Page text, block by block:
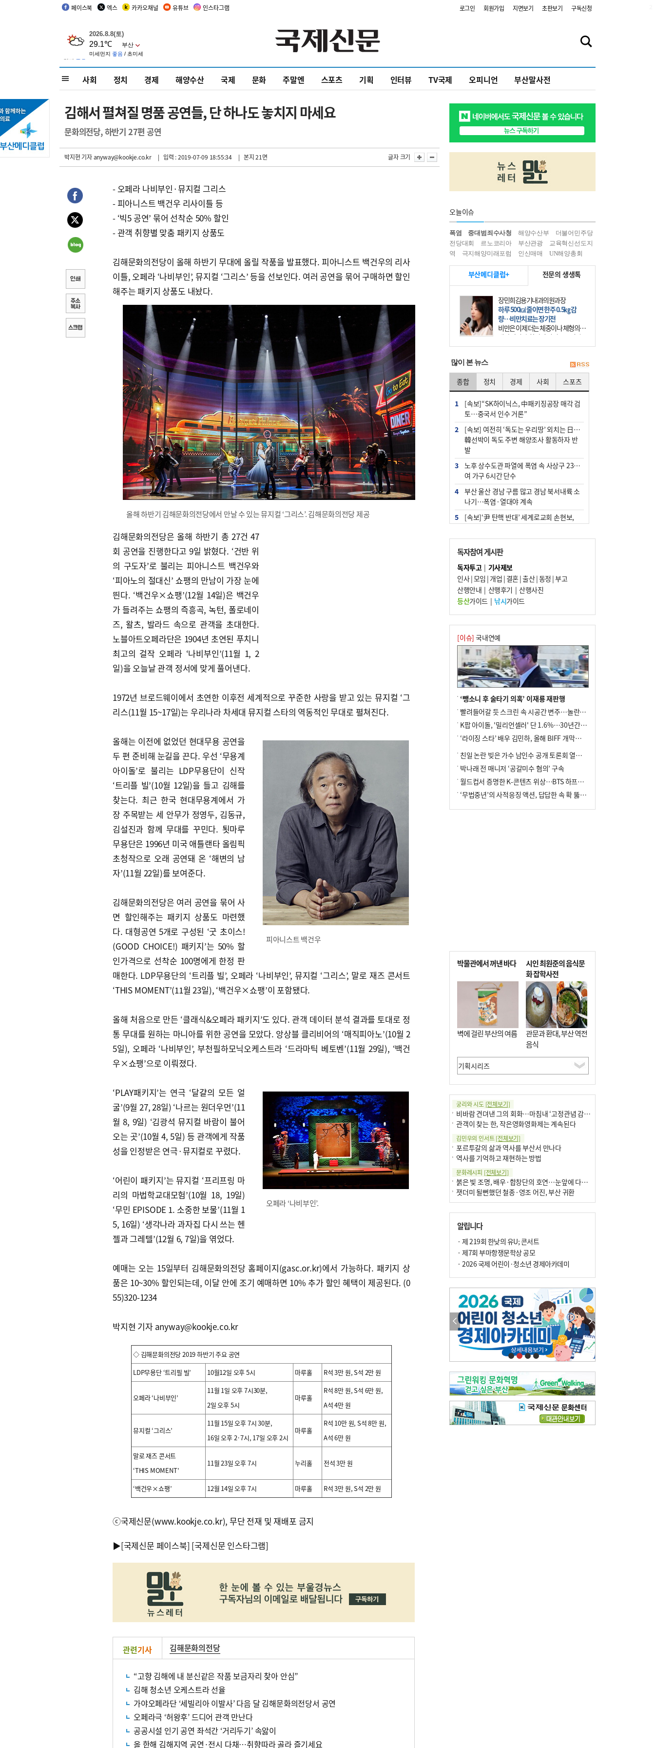
페이스북 엑스 카카오채널 유튜브 인스타그램 로그인 회원가입 지면보기 초판보기 구독신청
사회 정치 경제 해양수산 국제 문화 주말엔 스포츠 기획 인터뷰 TV국제 오피니언 부산말사전
김해서 펼쳐질 명품 공연들, 단 하나도 놓치지 마세요
문화의전당, 하반기 27편 공연
박지현 기자anyway@kookje.co.kr | 입력 : 2019-07-09 18:55:34 | 본지 21면 글자 크기
- 오페라 나비부인·뮤지컬 그리스
- 피아니스트 백건우 리사이틀 등
- ‘빅5 공연’ 묶어 선착순 50% 할인
- 관객 취향별 맞춤 패키지 상품도
김해문화의전당이 올해 하반기 무대에 올릴 작품을 발표했다. 피아니스트 백건우의 리사
이틀, 오페라 ‘나비부인’, 뮤지컬 ‘그리스’ 등을 선보인다. 여러 공연을 묶어 구매하면 할인
해주는 패키지 상품도 내놨다.
올해 하반기 김해문화의전당에서 만날 수 있는 뮤지컬 ‘그리스’. 김해문화의전당 제공
김해문화의전당은 올해 하반기 총 27건 47
회 공연을 진행한다고 9일 밝혔다. ‘건반 위
의 구도자’로 불리는 피아니스트 백건우와
‘피아노의 절대신’ 쇼팽의 만남이 가장 눈에
띈다. ‘백건우×쇼팽’(12월 14일)은 백건우
가 들려주는 쇼팽의 즉흥곡, 녹턴, 폴로네이
즈, 왈츠, 발라드 속으로 관객을 초대한다.
노블아트오페라단은 1904년 초연된 푸치니
최고의 걸작 오페라 ‘나비부인’(11월 1, 2
일)을 오늘날 관객 정서에 맞게 풀어낸다.
1972년 브로드웨이에서 초연한 이후전 세계적으로 꾸준한 사랑을 받고 있는 뮤지컬 ‘그
리스(11월 15~17일)는 우리나라 차세대 뮤지컬 스타의 역동적인 무대로 펼쳐진다.
피아니스트 백건우
올해는 이전에 없었던 현대무용 공연을
두 편 준비해 눈길을 끈다. 우선 ‘무용계
아이돌’로 불리는 LDP무용단이 신작
‘트리플 빌’(10월 12일)을 들고 김해를
찾는다. 최근 한국 현대무용계에서 가
장 주목받는 세 안무가 정영두, 김동규,
김설진과 함께 무대를 꾸민다. 툇마루
무용단은 1996년 미국 애틀랜타 올림픽
초청작으로 오래 공연돼 온 ‘해변의 남
자’(11월 22일)를 보여준다.
김해문화의전당은 여러 공연을 묶어 사
면 할인해주는 패키지 상품도 마련했
다. 대형공연 5개로 구성된 ‘굿 초이스!
(GOOD CHOICE!) 패키지’는 50% 할
인가격으로 선착순 100명에게 한정 판
매한다. LDP무용단의 ‘트리플 빌’, 오페라 ‘나비부인’, 뮤지컬 ‘그리스’, 말로 재즈 콘서트
‘THIS MOMENT’(11월 23일), ‘백건우×쇼팽’이 포함됐다.
올해 처음으로 만든 ‘클래식&오페라 패키지’도 있다. 관객 데이터 분석 결과를 토대로 정
통 무대를 원하는 마니아를 위한 공연을 모았다. 앙상블 클리비어의 ‘매직피아노’(10월 2
5일), 오페라 ‘나비부인’, 부천필하모닉오케스트라 ‘드라마틱 베토벤’(11월 29일), ‘백건
우×쇼팽’으로 이뤄졌다.
오페라 ‘나비부인’.
‘PLAY패키지’는 연극 ‘달걀의 모든 얼
굴’(9월 27, 28일) ‘나르는 원더우먼’(11
월 8, 9일) ‘김광석 뮤지컬 바람이 불어
오는 곳’(10월 4, 5일) 등 관객에게 작품
성을 인정받은 연극·뮤지컬로 꾸렸다.
‘어린이 패키지’는 뮤지컬 ‘프리프링 마
리의 마법학교대모험’(10월 18, 19일)
‘무민 EPISODE 1. 소중한 보물’(11월 1
5, 16일) ‘생각나라 과자집 다시 쓰는 헨
젤과 그레텔’(12월 6, 7일)을 엮었다.
예매는 오는 15일부터 김해문화의전당 홈페이지(gasc.or.kr)에서 가능하다. 패키지 상
품은 10~30% 할인되는데, 이달 안에 조기 예매하면 10% 추가 할인 혜택이 제공된다. (0
55)320-1234
박지현 기자 anyway@kookje.co.kr
◇ 김해문화의전당 2019 하반기 주요 공연
LDP무용단 ‘트리필 빌’
10월12일 오후 5시 마루홀 R석 3만 원, S석 2만 원
오페라 ‘나비부인’
11월 1일 오후 7시30분,
2일 오후 5시
마루홀
R석 8만 원, S석 6만 원,
A석 4만 원
뮤지컬 ‘그리스’
11월 15일 오후 7시 30분,
16일 오후 2·7시, 17일 오후 2시
마루홀
R석 10만 원, S석 8만 원,
A석 6만 원
말로 재즈 콘서트
‘THIS MOMENT’
11월 23일 오후 7시 누리홀 전석 3만 원
‘백건우×쇼팽’ 12월 14일 오후 7시 마루홀 R석 3만 원, S석 2만 원
ⓒ국제신문(www.kookje.co.kr), 무단 전재 및 재배포 금지
▶[국제신문 페이스북] [국제신문 인스타그램]
관련기사 김해문화의전당
“고향 김해에 내 분신같은 작품 보금자리 찾아 안심”
김해 청소년 오케스트라 선율
가야오페라단 ‘세빌리아 이발사’ 다음 달 김해문화의전당서 공연
오페라극 ‘허왕후’ 드디어 관객 만난다
공공시설 인기 공연 좌석간 ‘거리두기’ 속앓이
올 한해 김해지역 공연·전시 다채…취향따라 골라 즐기세요
오늘이슈
폭염 중대범죄수사청 해양수산부
더불어민주당
전당대회
르노코리아 부산관광
교육혁신선도지
역
극지해양미래포럼 인신매매 UN해양총회
부산메디클럽+ 전문의 생생톡
장민희김용기내과의원과장
하루 500㎉ 줄이면 한주 0.5㎏ 감
량…비만치료는 장기전
비만은 이제 더는 체중이나 체형의 문
제가 아니다. 하나의 질병으로 인지
하고 치료와 관리를 해야 한다. 세계
많이 본 뉴스
종합 정치 경제 사회 스포츠
1
[속보]“SK하이닉스, 中패키징공장 매각 검
토…중국서 인수 거론”
2
[속보] 여전히 ‘독도는 우리땅’ 외치는 日…
韓선박이 독도 주변 해양조사 활동하자 반
발
3
노후 상수도관 파열에 폭염 속 사상구 2300
여 가구 6시간 단수
4
부산 울산 경남 구름 많고 경남 북서내륙 소
나기…폭염·열대야 계속
5
[속보]‘尹 탄핵 반대’ 세계로교회 손현보,
군사기밀 유출자 색출 지시
7
부산 주유소 휘발유 평균가 ℓ당 1849원…
전주보다 3원 ↓
8
[속보] ‘심판 성접대’ 논란 축구협회 공식 사
과…“현재는 부적절 행위 없어”
10 "올해 코스피 사이드카 43회 중 25회는 삼
전닉스 ETF 이후 발생"
독자참여 게시판
독자투고| 기사제보
인사|모임 | 개업 | 결혼|출산|동정 |부고
산행안내 | 산행후기 | 산행사진
등산가이드| 낚시가이드
[이슈] 국내연예
‘뺑소니 후 술타기 의혹’ 이재룡 재판행
빨려들어갈 듯 스크린 속 시공간 변주…놀란의 메시지는 ‘전쟁 속죄’
K팝 아이돌, '밀리언셀러' 단 1.6%…30년간 등장 1182개팀 전수조사
‘라이징 스타’ 배우 김민하, 올해 BIFF 개막식 사회자 확정
친일 논란 빚은 가수 남인수 공개 토론회 열린다.
박나래 전 매니저 ‘공갈미수 혐의’ 구속
월드컵서 증명한 K-콘텐츠 위상…BTS 하프타임쇼·정호연 트로피 세리머니
‘무법중년’의 사적응징 액션, 답답한 속 확 뚫어주네
박물관에서 꺼낸 바다
벽에 걸린 부산의 여름
시인 최원준의 음식문
화 잡학사전
관문과 환대, 부산 역전
음식
궁리와 시도 [전체보기]
비바람 견뎌낸 그의 회화…마침내 ‘고정관념 감옥’서 해방
관객이 찾는 한, 작은영화영화제는 계속된다
김민우의 인서트[전체보기]
포르투갈의 삶과 역사를 부산서 만나다
역사를 기억하고 재현하는 방법
문화레시피 [전체보기]
붉은 빛 조명, 배우·합창단의 호연…눈앞에 다가온 부산오페라하우스
잿더미 될뻔했던 철종·영조 어진, 부산 귀환
현실의 고통, 은유의 詩로 담다 外
달구비·여우비…다양한 비 이름 外
박현주의 책 이야기[전체보기]
세계유산 ‘한국의 갯벌’ 얼마나 알고 있나요
문재필-여름_저녁무렵의호수
이 한편의 시조[전체보기]
참선 /오기환
고향 /김진규
주말 영화 박스오피스[전체보기]
‘스파이더맨’ 개봉 5일 만에 300만 돌풍…박스오피스·예매율 동시 1위
‘호프’ 개봉 11일 만에 관객 300만…‘스파이더맨’ 예매율 68.8% 1위
오늘의 운세- [전체보기]
오늘의 운세- 2026년 8월 6일 (음 6월 24일)
오늘의 운세- 2026년 8월 5일 (음 6월 23일)
조해훈의 고전 속 이 문장 [전체보기]
입추 지났는데도 덥다며 신유안에게 보낸 박규수의 편지
알립니다
· 제 219회 한낮의 유U; 콘서트
· 제7회 부마항쟁문학상 공모
· 2026 국제 어린이·청소년 경제아카데미